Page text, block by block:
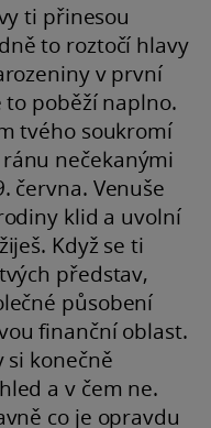
ti přinesou
to roztočí hlavy
v první
to poběží naplno.
tvého soukromí
nečekanými
června. Venuše
klid a uvolní
Když se ti
představ,
působení
finanční oblast.
si konečně
a v čem ne.
co je opravdu